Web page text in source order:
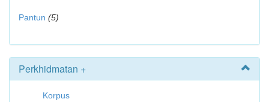
Pantun (5)
Perkhidmatan +
Korpus